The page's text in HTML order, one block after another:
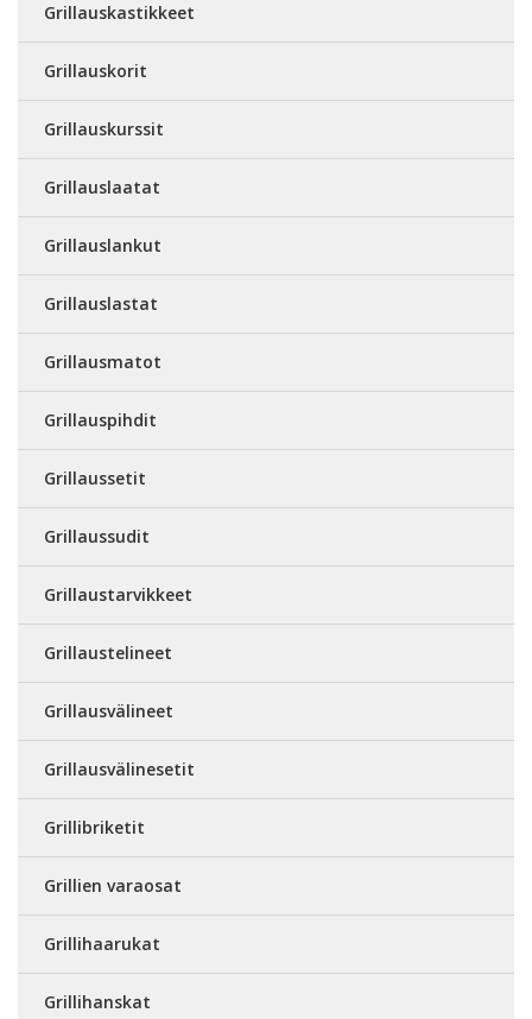
Grillauskastikkeet
Grillauskorit
Grillauskurssit
Grillauslaatat
Grillauslankut
Grillauslastat
Grillausmatot
Grillauspihdit
Grillaussetit
Grillaussudit
Grillaustarvikkeet
Grillaustelineet
Grillausvälineet
Grillausvälinesetit
Grillibriketit
Grillien varaosat
Grillihaarukat
Grillihanskat